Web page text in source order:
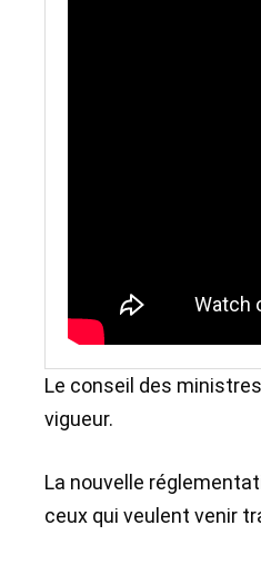
Le conseil des
vigueur.
La nouvelle
ceux qui veulent venir